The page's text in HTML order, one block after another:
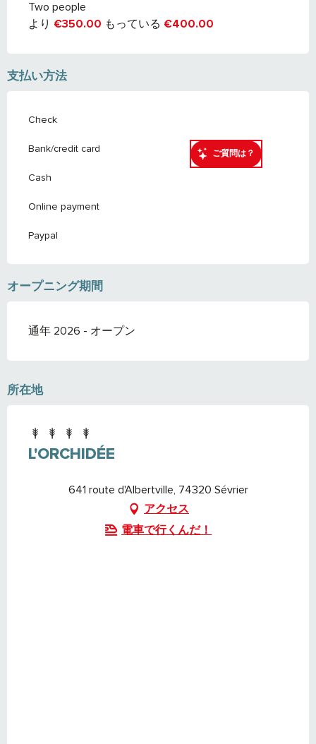
ご質問は？
料金 2026
Two people
より €350.00 もっている €400.00
支払い方法
Check
Bank/credit card
Cash
Online payment
Paypal
オープニング期間
通年 2026 - オープン
所在地
L'ORCHIDÉE
641 route d'Albertville, 74320 Sévrier
アクセス
電車で行くんだ！